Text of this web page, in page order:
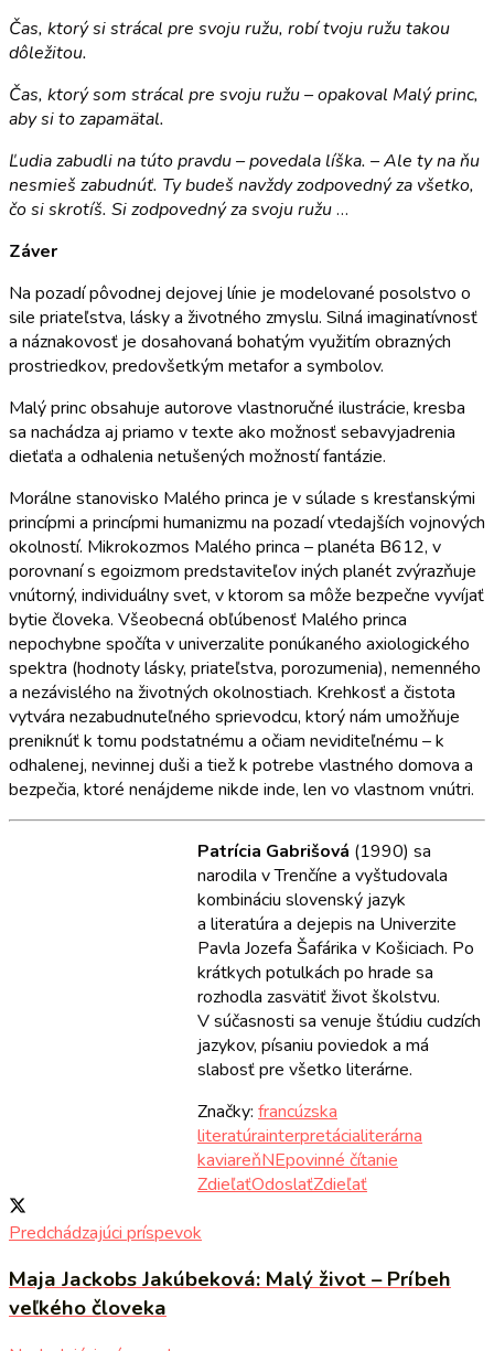
Čas, ktorý si strácal pre svoju ružu, robí tvoju ružu takou
dôležitou.
Čas, ktorý som strácal pre svoju ružu – opakoval Malý princ,
aby si to zapamätal.
Ľudia zabudli na túto pravdu – povedala líška. – Ale ty na ňu
nesmieš zabudnúť. Ty budeš navždy zodpovedný za všetko,
čo si skrotíš. Si zodpovedný za svoju ružu…
Záver
Na pozadí pôvodnej dejovej línie je modelované posolstvo o
sile priateľstva, lásky a životného zmyslu. Silná imaginatívnosť
a náznakovosť je dosahovaná bohatým využitím obrazných
prostriedkov, predovšetkým metafor a symbolov.
Malý princ obsahuje autorove vlastnoručné ilustrácie, kresba
sa nachádza aj priamo v texte ako možnosť sebavyjadrenia
dieťaťa a odhalenia netušených možností fantázie.
Morálne stanovisko Malého princa je v súlade s kresťanskými
princípmi a princípmi humanizmu na pozadí vtedajších vojnových
okolností. Mikrokozmos Malého princa – planéta B612, v
porovnaní s egoizmom predstaviteľov iných planét zvýrazňuje
vnútorný, individuálny svet, v ktorom sa môže bezpečne vyvíjať
bytie človeka. Všeobecná obľúbenosť Malého princa
nepochybne spočíta v univerzalite ponúkaného axiologického
spektra (hodnoty lásky, priateľstva, porozumenia), nemenného
a nezávislého na životných okolnostiach. Krehkosť a čistota
vytvára nezabudnuteľného sprievodcu, ktorý nám umožňuje
preniknúť k tomu podstatnému a očiam neviditeľnému – k
odhalenej, nevinnej duši a tiež k potrebe vlastného domova a
bezpečia, ktoré nenájdeme nikde inde, len vo vlastnom vnútri.
Patrícia Gabrišová (1990) sa
narodila v Trenčíne a vyštudovala
kombináciu slovenský jazyk
a literatúra a dejepis na Univerzite
Pavla Jozefa Šafárika v Košiciach. Po
krátkych potulkách po hrade sa
rozhodla zasvätiť život školstvu.
V súčasnosti sa venuje štúdiu cudzích
jazykov, písaniu poviedok a má
slabosť pre všetko literárne.
Značky: francúzska
literatúrainterpretácialiterárna
kaviareňNEpovinné čítanie
ZdieľaťOdoslaťZdieľať
Predchádzajúci príspevok
Maja Jackobs Jakúbeková: Malý život – Príbeh
veľkého človeka